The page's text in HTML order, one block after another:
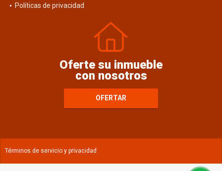
Políticas de privacidad
Oferte su inmueble
con nosotros
OFERTAR
Términos de servicio y privacidad